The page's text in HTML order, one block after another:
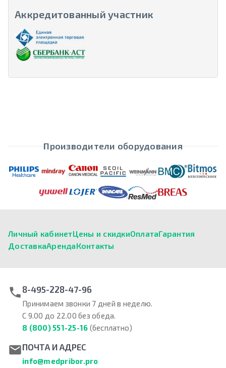
Аккредитованный участник
Производители оборудования
Личный кабинетЦены и скидкиОплатаГарантия
ДоставкаАрендаКонтакты
8-495-228-47-96
Принимаем звонки 7 дней в неделю.
С 9.00 до 22.00 без обеда.
8 (800) 551-25-16 (бесплатно)
ПОЧТА И АДРЕС
info@medpribor.pro